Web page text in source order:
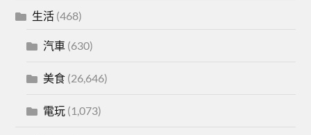
生活 (468)
汽車 (630)
美食 (26,646)
電玩 (1,073)